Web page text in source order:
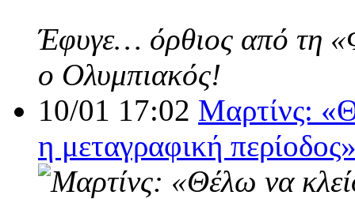
Έφυγε… όρθιος από τη
ο Ολυμπιακός!
10/01 17:02 Μαρτίνς:
η μεταγραφική